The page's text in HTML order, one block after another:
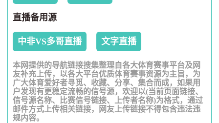
直播备用源
中非VS多哥直播 文字直播
本网提供的导航链接搜集整理自各大体育赛事平台及网
友补充上传，以各大平台优质体育赛事资源为主旨，为
广大体育爱好者寻觅、收藏、分享、集合而成，如果用
户发现有更稳定流畅的信号源，欢迎以(当前页面链接、
信号源名称、比赛信号链接、上传者名称)为格式，通过
邮件方式上传相关链接，网友上传链接不得包含违法违
规内容。